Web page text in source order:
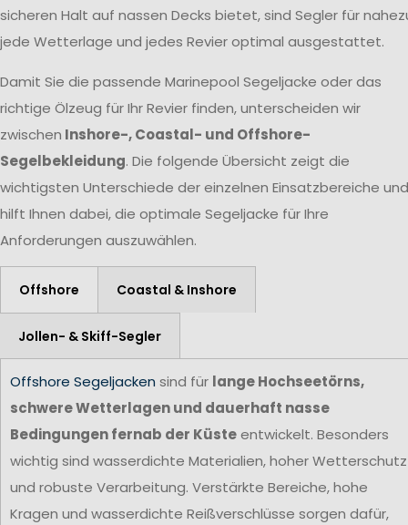
sicheren Halt auf nassen Decks bietet, sind Segler für
jede Wetterlage und jedes Revier optimal ausgestattet.
Damit Sie die passende Marinepool Segeljacke oder das
richtige Ölzeug für Ihr Revier finden, unterscheiden wir
zwischen Inshore-, Coastal- und Offshore-
Segelbekleidung. Die folgende Übersicht zeigt die
wichtigsten Unterschiede der einzelnen Einsatzbereiche und
hilft Ihnen dabei, die optimale Segeljacke für Ihre
Anforderungen auszuwählen.
Offshore Coastal & Inshore
Jollen- & Skiff-Segler
Offshore Segeljacken sind für lange Hochseetörns,
schwere Wetterlagen und dauerhaft nasse
Bedingungen fernab der Küsteentwickelt. Besonders
wichtig sind wasserdichte Materialien, hoher Wetterschutz
und robuste Verarbeitung. Verstärkte Bereiche, hohe
Kragen und wasserdichte Reißverschlüsse sorgen dafür,